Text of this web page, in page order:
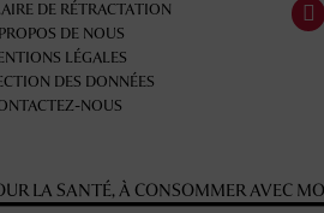
DE RÉTRACTATION
DE NOUS
LÉGALES
DES DONNÉES
NOUS
LA SANTÉ, À CONSOMMER AVEC